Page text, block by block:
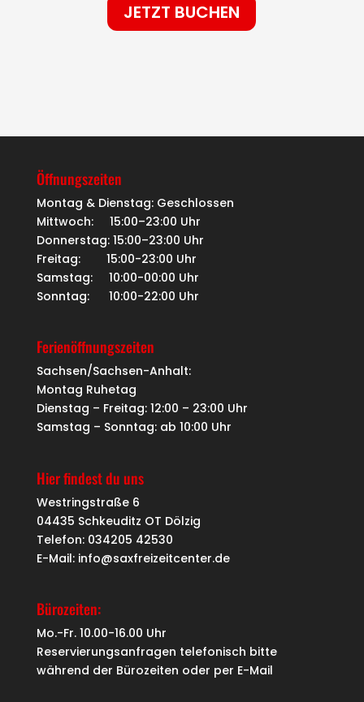
JETZT BUCHEN
Öffnungszeiten
Montag & Dienstag: Geschlossen
Mittwoch: 15:00–23:00 Uhr
Donnerstag: 15:00–23:00 Uhr
Freitag: 15:00-23:00 Uhr
Samstag: 10:00-00:00 Uhr
Sonntag: 10:00-22:00 Uhr
Ferienöffnungszeiten
Sachsen/Sachsen-Anhalt:
Montag Ruhetag
Dienstag – Freitag: 12:00 – 23:00 Uhr
Samstag – Sonntag: ab 10:00 Uhr
Hier findest du uns
Westringstraße 6
04435 Schkeuditz OT Dölzig
Telefon: 034205 42530
E-Mail: info@saxfreizeitcenter.de
Bürozeiten:
Mo.-Fr. 10.00-16.00 Uhr
Reservierungsanfragen telefonisch bitte
während der Bürozeiten oder per E-Mail